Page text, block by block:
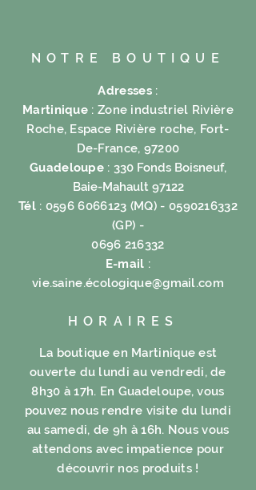
NOTRE BOUTIQUE
Adresses:
Martinique : Zone industriel Rivière
Roche, Espace Rivière roche, Fort-
De-France, 97200
Guadeloupe : 330 Fonds Boisneuf,
Baie-Mahault 97122
Tél: 0596 6066123 (MQ) - 0590216332
(GP) -
0696 216332
E-mail :
vie.saine.écologique@gmail.com
HORAIRES
La boutique en Martinique est
ouverte du lundi au vendredi, de
8h30 à 17h. En Guadeloupe, vous
pouvez nous rendre visite du lundi
au samedi, de 9h à 16h. Nous vous
attendons avec impatience pour
découvrir nos produits !